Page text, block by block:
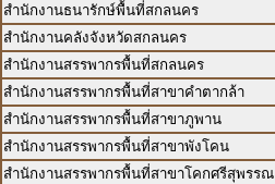
สำนักงานธนารักษ์พื้นที่สกลนคร
สำนักงานคลังจังหวัดสกลนคร
สำนักงานสรรพากรพื้นที่สกลนคร
สำนักงานสรรพากรพื้นที่สาขาคำตากล้า
สำนักงานสรรพากรพื้นที่สาขาภูพาน
สำนักงานสรรพากรพื้นที่สาขาพังโคน
สำนักงานสรรพากรพื้นที่สาขาโคกศรีสุพรรณ